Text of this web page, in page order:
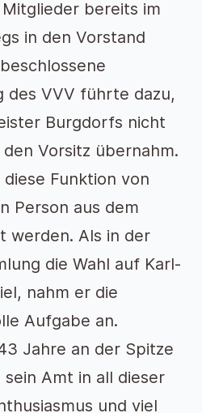
bereits im
in den Vorstand
des VVV führte dazu,
Burgdorfs nicht
Vorsitz übernahm.
Funktion von
Person aus dem
werden. Als in der
die Wahl auf Karl-
nahm er die
Aufgabe an.
Jahre an der Spitze
Amt in all dieser
und viel